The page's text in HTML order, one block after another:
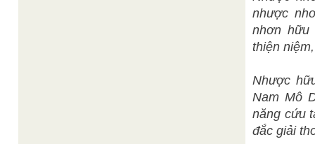
nhược
nhơn hữu
thiện
Nhược
Nam Mô
năng cứu
đắc giải